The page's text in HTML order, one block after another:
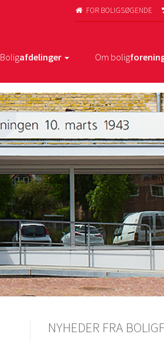
 FOR BOLIGSØGENDE
Boligafdelinger Om bolig
NYHEDER FRA